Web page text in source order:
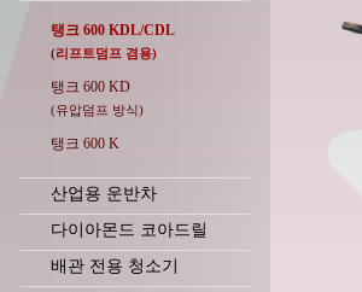
탱크 600 KDL/CDL
(리프트덤프 겸용)
탱크 600 KD
(유압덤프 방식)
탱크 600 K
산업용 운반차
다이아몬드 코아드릴
배관 전용 청소기